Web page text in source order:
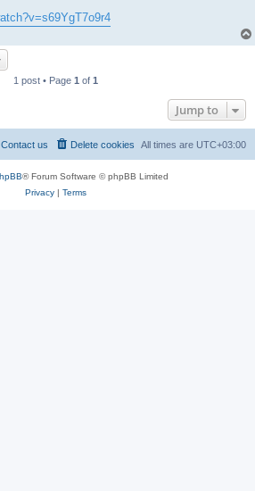
1 post • Page 1 of 1
Jump to
All times are UTC+03:00
Delete cookies
Contact us
® Forum Software © phpBB Limited
Privacy| Terms